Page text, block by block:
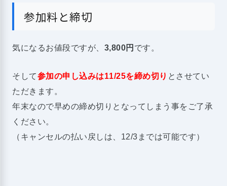
参加料と締切
気になるお値段ですが、 3,800円 です。
そして参加の申し込みは11/25を締め切り とさせてい
ただきます。
年末なので早めの締め切りとなってしまう事をご了承
ください。
（キャンセルの払い戻しは、12/3までは可能です）